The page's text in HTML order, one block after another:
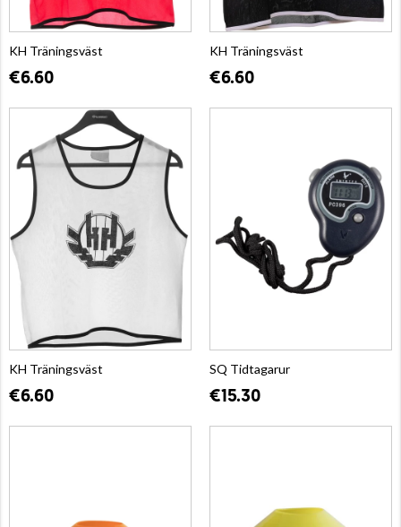
KH Träningsväst
€6.60
KH Träningsväst
€6.60
KH Träningsväst
€6.60
SQ Tidtagarur
€15.30